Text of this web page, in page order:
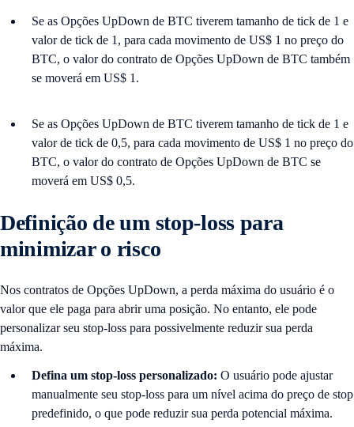
Se as Opções UpDown de BTC tiverem tamanho de tick de 1 e
valor de tick de 1, para cada movimento de US$ 1 no preço do
BTC, o valor do contrato de Opções UpDown de BTC também
se moverá em US$ 1.
Se as Opções UpDown de BTC tiverem tamanho de tick de 1 e
valor de tick de 0,5, para cada movimento de US$ 1 no preço do
BTC, o valor do contrato de Opções UpDown de BTC se
moverá em US$ 0,5.
Definição de um stop-loss para
minimizar o risco
Nos contratos de Opções UpDown, a perda máxima do usuário é o
valor que ele paga para abrir uma posição. No entanto, ele pode
personalizar seu stop-loss para possivelmente reduzir sua perda
máxima.
Defina um stop-loss personalizado: O usuário pode ajustar
manualmente seu stop-loss para um nível acima do preço de stop
predefinido, o que pode reduzir sua perda potencial máxima.